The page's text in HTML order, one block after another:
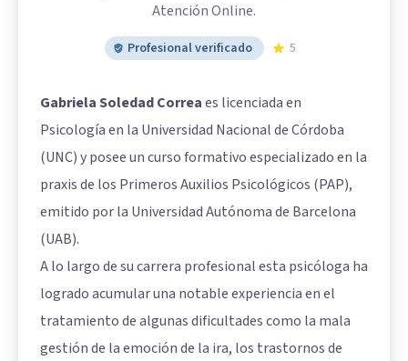
Atención Online.
Profesional verificado 5
Gabriela Soledad Correaes licenciada en
Psicología en la Universidad Nacional de Córdoba
(UNC) y posee un curso formativo especializado en la
praxis de los Primeros Auxilios Psicológicos (PAP),
emitido por la Universidad Autónoma de Barcelona
(UAB).
A lo largo de su carrera profesional esta psicóloga ha
logrado acumular una notable experiencia en el
tratamiento de algunas dificultades como la mala
gestión de la emoción de la ira, los trastornos de